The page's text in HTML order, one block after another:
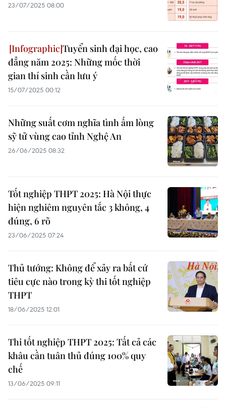
23/07/2025 08:00
Tuyển sinh đại học, cao
đẳng năm 2025: Những mốc thời
gian thí sinh cần lưu ý
15/07/2025 00:12
Những suất cơm nghĩa tình ấm lòng
sỹ tử vùng cao tỉnh Nghệ An
26/06/2025 08:32
Tốt nghiệp THPT 2025: Hà Nội thực
hiện nghiêm nguyên tắc 3 không, 4
đúng, 6 rõ
23/06/2025 07:24
Thủ tướng: Không để xảy ra bất cứ
tiêu cực nào trong kỳ thi tốt nghiệp
THPT
18/06/2025 12:01
Thi tốt nghiệp THPT 2025: Tất cả các
khâu cần tuân thủ đúng 100% quy
chế
13/06/2025 09:11